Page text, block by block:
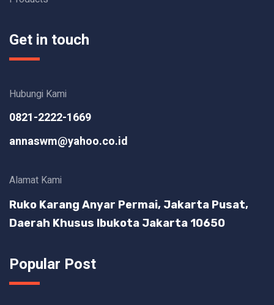
Get in touch
Hubungi Kami
0821-2222-1669
annaswm@yahoo.co.id
Alamat Kami
Ruko Karang Anyar Permai, Jakarta Pusat,
Daerah Khusus Ibukota Jakarta 10650
Popular Post